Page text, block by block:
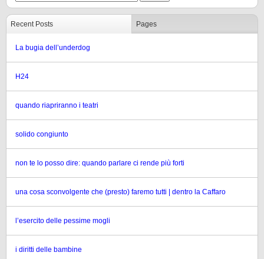
Recent Posts Pages
La bugia dell’underdog
H24
quando riapriranno i teatri
solido congiunto
non te lo posso dire: quando parlare ci rende più forti
una cosa sconvolgente che (presto) faremo tutti | dentro la Caffaro
l’esercito delle pessime mogli
i diritti delle bambine